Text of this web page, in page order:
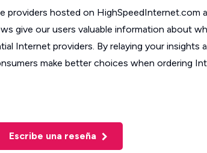
providers hosted on HighSpeedInternet.com
give our users valuable information about
Internet providers. By relaying your insights
make better choices when ordering
Escribe una reseña